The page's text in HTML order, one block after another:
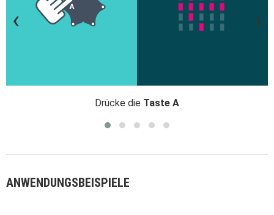
Drücke die Taste A
‹ ›
ANWENDUNGSBEISPIELE